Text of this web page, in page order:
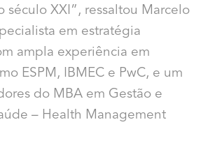
século XXI”, ressaltou Marcelo
em estratégia
ampla experiência em
ESPM, IBMEC e PwC, e um
do MBA em Gestão e
– Health Management